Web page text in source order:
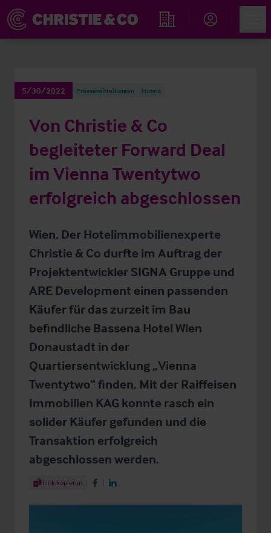
Immobiliensuche
5/30/2022 Pressemitteilungen Hotels
Von Christie & Co
begleiteter Forward Deal
im Vienna Twentytwo
erfolgreich abgeschlossen
Wien. Der Hotelimmobilienexperte
Christie & Co durfte im Auftrag der
Projektentwickler SIGNA Gruppe und
ARE Development einen passenden
Käufer für das zurzeit im Bau
befindliche Bassena Hotel Wien
Donaustadt in der
Quartiersentwicklung „Vienna
Twentytwo“ finden. Mit der Raiffeisen
Immobilien KAG konnte rasch ein
solider Käufer gefunden und die
Transaktion erfolgreich
abgeschlossen werden.
Share Article
Link kopieren Share on Facebook
Share on LinkedIn